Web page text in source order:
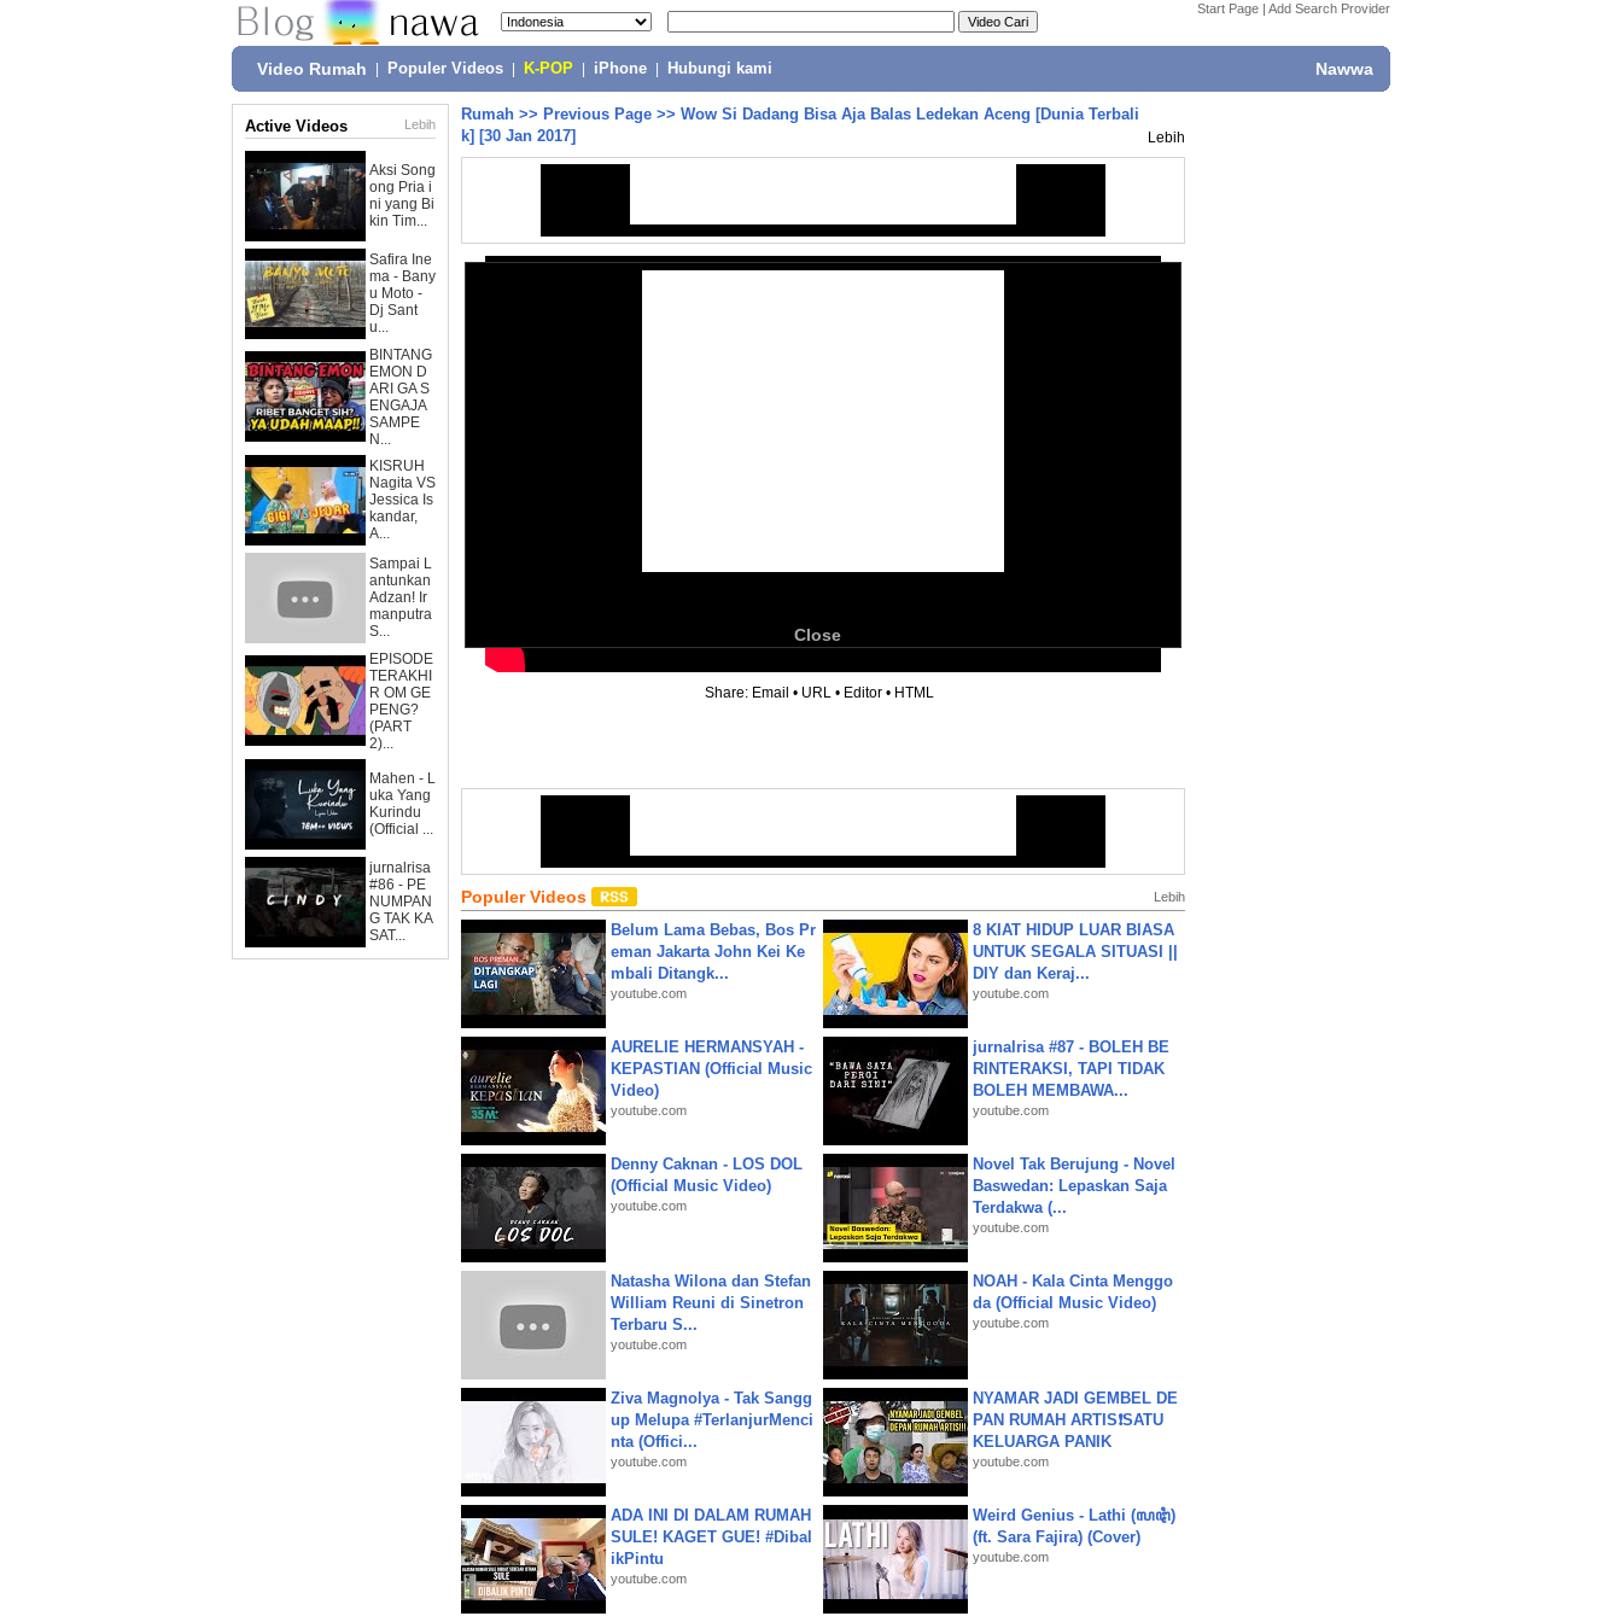
Start Page | Add Search Provider
Video Rumah Populer Videos K-POP iPhone Hubungi kami Nawwa
Active Videos Lebih
Aksi Song
ong Pria i
ni yang Bi
kin Tim...
Safira Ine
ma - Bany
u Moto -
Dj Sant
u...
BINTANG
EMON D
ARI GA S
ENGAJA
SAMPE
N...
KISRUH
Nagita VS
Jessica Is
kandar,
A...
Sampai L
antunkan
Adzan! Ir
manputra
S...
EPISODE
TERAKHI
R OM GE
PENG?
(PART
2)...
Mahen - L
uka Yang
Kurindu
(Official ...
jurnalrisa
#86 - PE
NUMPAN
G TAK KA
SAT...
Rumah >> Previous Page >> Wow Si Dadang Bisa Aja Balas Ledekan Aceng [Dunia Terbali
k] [30 Jan 2017]
Lebih
Close
Share: Email • URL • Editor • HTML
Populer Videos Lebih
Belum Lama Bebas, Bos Pr
eman Jakarta John Kei Ke
mbali Ditangk...
youtube.com
8 KIAT HIDUP LUAR BIASA
UNTUK SEGALA SITUASI ||
DIY dan Keraj...
youtube.com
AURELIE HERMANSYAH -
KEPASTIAN (Official Music
Video)
youtube.com
jurnalrisa #87 - BOLEH BE
RINTERAKSI, TAPI TIDAK
BOLEH MEMBAWA...
youtube.com
Denny Caknan - LOS DOL
(Official Music Video)
youtube.com
Novel Tak Berujung - Novel
Baswedan: Lepaskan Saja
Terdakwa (...
youtube.com
Natasha Wilona dan Stefan
William Reuni di Sinetron
Terbaru S...
youtube.com
NOAH - Kala Cinta Menggo
da (Official Music Video)
youtube.com
Ziva Magnolya - Tak Sangg
up Melupa #TerlanjurMenci
nta (Offici...
youtube.com
NYAMAR JADI GEMBEL DE
PAN RUMAH ARTIS❗SATU
KELUARGA PANIK
youtube.com
ADA INI DI DALAM RUMAH
SULE! KAGET GUE! #Dibal
ikPintu
youtube.com
Weird Genius - Lathi (ꦭꦛꦶ)
(ft. Sara Fajira) (Cover)
youtube.com